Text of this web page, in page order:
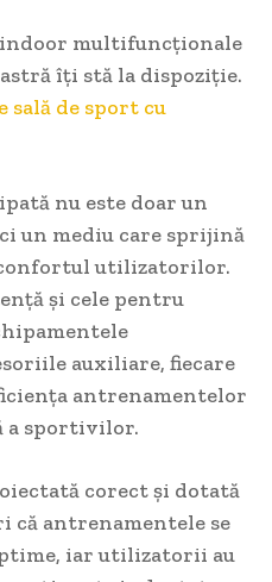
indoor multifuncționale
îți stă la dispoziție.
sală de sport cu
nu este doar un
un mediu care sprijină
utilizatorilor.
și cele pentru
auxiliare, fiecare
antrenamentelor
a sportivilor.
corect și dotată
că antrenamentele se
iar utilizatorii au